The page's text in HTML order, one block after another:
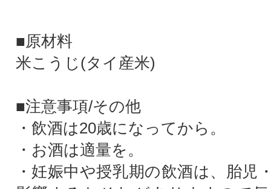
■原材料
米こうじ(タイ産米)
■注意事項/その他
・飲酒は20歳になってから。
・お酒は適量を。
・妊娠中や授乳期の飲酒は、胎児